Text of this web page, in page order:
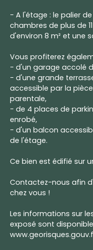
- A l'étage : le palier
chambres de plus de
d'environ 8 m² et une
Vous profiterez
- d'un garage accolé
- d'une grande
accessible par la
parentale,
- de 4 places de
enrobé,
- d'un balcon
de l'étage.
Ce bien est édifié sur
Contactez-nous afin
chez vous !
Les informations sur
exposé sont